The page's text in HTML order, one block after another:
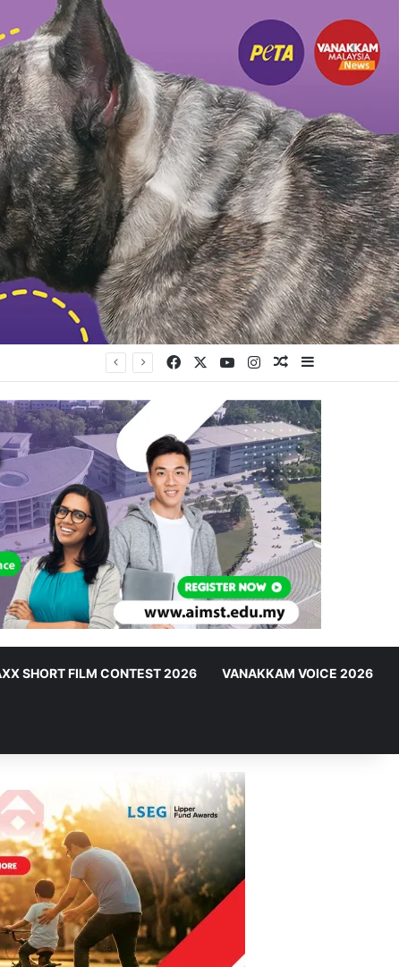
Facebook YouTubeInstagramRandom Article
SHORT FILM CONTEST 2026 VANAKKAM VOICE 2026